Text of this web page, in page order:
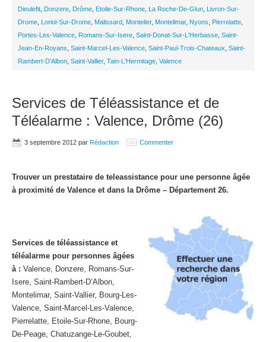
Dieulefit Donzere Drôme Etoile-Sur-Rhone La Roche-De-Glun Livron-Sur-
Drome Loriol-Sur-Drome Malissard Montelier, Montelimar, Nyons Pierrelatte
Portes-Les-Valence Romans-Sur-Isere Saint-Donat-Sur-L'Herbasse Saint-
Jean-En-Royans Saint-Marcel-Les-Valence Saint-Paul-Trois-Chateaux Saint-
Rambert-D'Albon Saint-Vallier, Tain-L'Hermitage Valence
Services de Téléassistance et de
Téléalarme : Valence, Drôme (26)
3 septembre 2012 par Rédaction Commenter
Trouver un prestataire de teleassistance pour une personne âgée
à proximité de Valence et dans la Drôme – Département 26.
Services de téléassistance et
téléalarme pour personnes âgées
à : Valence, Donzere, Romans-Sur-
Isere, Saint-Rambert-D’Albon,
Montelimar, Saint-Vallier, Bourg-Les-
Valence, Saint-Marcel-Les-Valence,
Pierrelatte, Etoile-Sur-Rhone, Bourg-
De-Peage, Chatuzange-Le-Goubet,